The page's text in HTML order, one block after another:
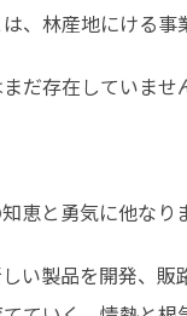
、林産地にける事
だ存在していませ
恵と勇気に他なり
い製品を開発、